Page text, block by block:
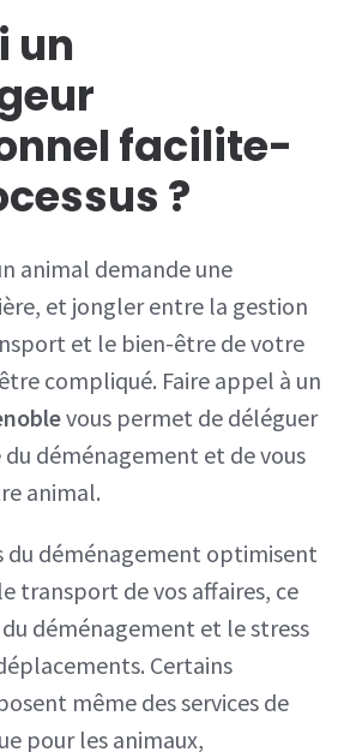
un
facilite-
?
animal demande une
et jongler entre la gestion
et le bien-être de votre
compliqué. Faire appel à un
vous permet de déléguer
déménagement et de vous
animal.
du déménagement optimisent
transport de vos affaires, ce
déménagement et le stress
Certains
même des services de
pour les animaux,